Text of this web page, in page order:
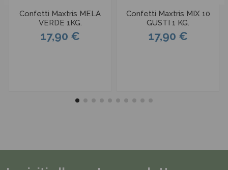
Confetti Maxtris MELA
VERDE 1KG.
17,90 €
Confetti Maxtris MIX 10
GUSTI 1 KG.
17,90 €